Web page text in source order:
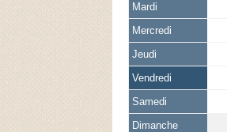
Mardi
Mercredi
Jeudi
Vendredi
Samedi
Dimanche